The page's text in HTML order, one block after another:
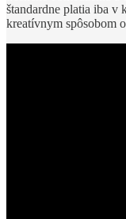
štandardne platia iba v
kreatívnym spôsobom